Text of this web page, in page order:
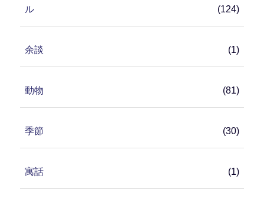
ル (124)
余談 (1)
動物 (81)
季節 (30)
寓話 (1)